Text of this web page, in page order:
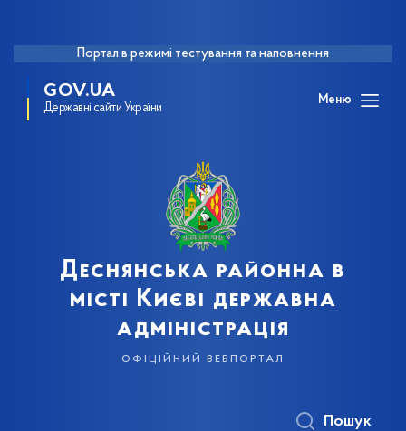
Портал в режимі тестування та наповнення
GOV.UA
Державні сайти України
Меню
Деснянська районна в
місті Києві державна
адміністрація
офіційний вебпортал
Пошук